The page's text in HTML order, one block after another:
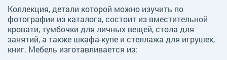
Коллекция, детали которой можно изучить по
фотографии из каталога, состоит из вместительной
кровати, тумбочки для личных вещей, стола для
занятий, а также шкафа-купе и стеллажа для игрушек,
книг. Мебель изготавливается из: